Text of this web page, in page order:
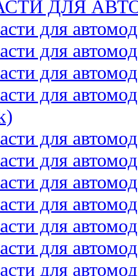
ДЛЯ
для
для
для
для
для
для
для
для
для
для
для